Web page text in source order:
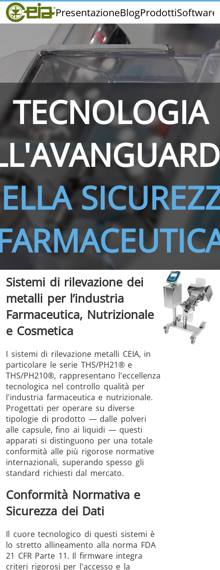
PresentazioneBlogProdottiSoftware
Home
CEIA
Fiere ed Eventi
THS/PH210 THS/PH210-FFV THS/
THS/PH21N-FB THS/PH21N-FFV
THS/
D25
THS/FBB
THS/MBB
THS/GMS21
THS/G21
THS Production
4.0
MD-SCOPE
TECNOLOGIA
Sistemi di rilevazione dei
metalli per l’industria
Farmaceutica, Nutrizionale
e Cosmetica
I sistemi di rilevazione metalli CEIA, in
particolare le serie THS/PH21® e
THS/PH210®, rappresentano l'eccellenza
tecnologica nel controllo qualità per
l'industria farmaceutica e nutrizionale.
Progettati per operare su diverse
tipologie di prodotto — dalle polveri
alle capsule, fino ai liquidi — questi
apparati si distinguono per una totale
conformità alle più rigorose normative
internazionali, superando spesso gli
standard richiesti dal mercato.
Conformità Normativa e
Sicurezza dei Dati
Il cuore tecnologico di questi sistemi è
lo stretto allineamento alla norma FDA
21 CFR Parte 11. Il firmware integra
criteri rigorosi per l'accesso e la